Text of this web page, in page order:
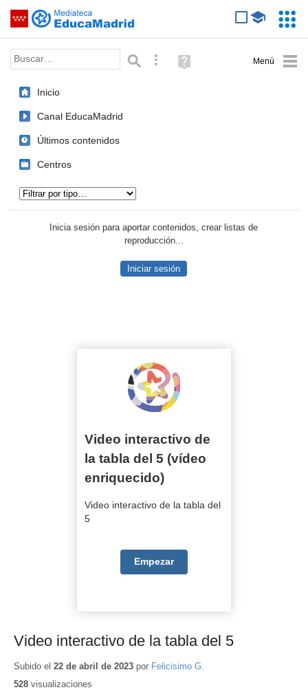
Saltar navegación
Palabra o frase: Búsqueda avanzada
Ayuda
(en
Inicio
Canal EducaMadrid
Últimos contenidos
Centros
Inicia sesión para aportar contenidos, crear listas de
reproducción...
Iniciar sesión
Video interactivo de la tabla del 5 (vídeo
Video interactivo de
la tabla del 5 (vídeo
enriquecido)
Video interactivo de la tabla del
5
Empezar
Video interactivo de la tabla del 5
Subido el 22 de abril de 2023 por Felicisimo G.
528 visualizaciones